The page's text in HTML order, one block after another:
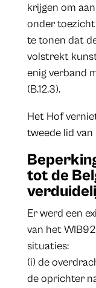
krijgen om
onder toezicht
te tonen dat
volstrekt
enig verband
(B.12.3).
Het Hof
tweede lid
tot de
Er werd een
van het
situaties:
(i) de
de oprichter